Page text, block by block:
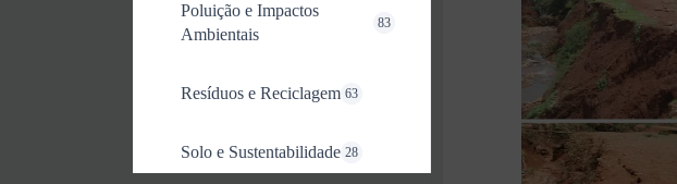
Poluição e Impactos
Ambientais
83
Resíduos e Reciclagem 63
Solo e Sustentabilidade 28